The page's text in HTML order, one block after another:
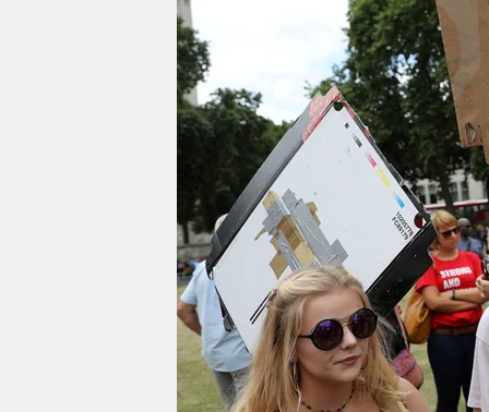
wahrheit
verlag
verlag
veranstaltungen
shop
fragen & hilfe
unterstützen
abo
genossenschaft